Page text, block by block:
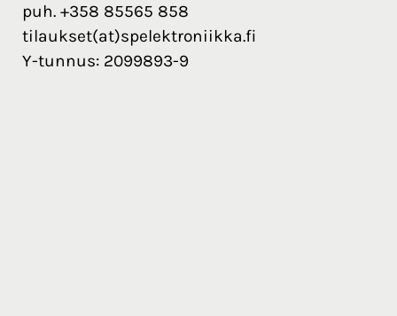
puh. +358 85565 858
tilaukset(at)spelektroniikka.fi
Y-tunnus: 2099893-9